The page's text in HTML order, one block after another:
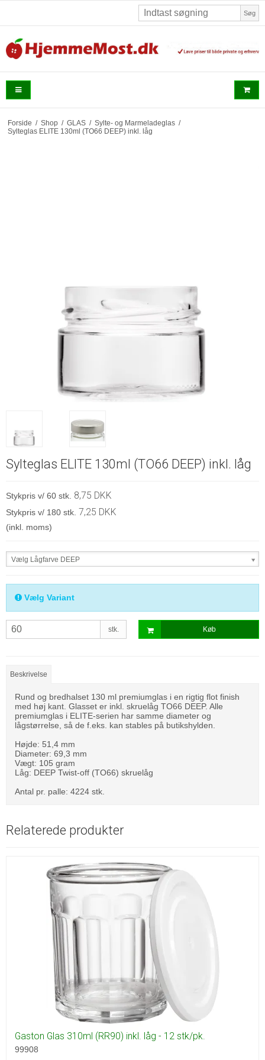
Søg
Forside / Shop / GLAS / Sylte- og Marmeladeglas /
Sylteglas ELITE 130ml (TO66 DEEP) inkl. låg
Sylteglas ELITE 130ml (TO66 DEEP) inkl. låg
Stykpris v/ 60 stk. 8,75 DKK
Stykpris v/ 180 stk. 7,25 DKK
(inkl. moms)
Vælg Lågfarve DEEP
Vælg Variant
stk. Køb
Beskrivelse
Rund og bredhalset 130 ml premiumglas i en rigtig flot finish
med høj kant. Glasset er inkl. skruelåg TO66 DEEP. Alle
premiumglas i ELITE-serien har samme diameter og
lågstørrelse, så de f.eks. kan stables på butikshylden.
Højde: 51,4 mm
Diameter: 69,3 mm
Vægt: 105 gram
Låg: DEEP Twist-off (TO66) skruelåg
Antal pr. palle: 4224 stk.
Relaterede produkter
Gaston Glas 310ml (RR90) inkl. låg - 12 stk/pk.
99908